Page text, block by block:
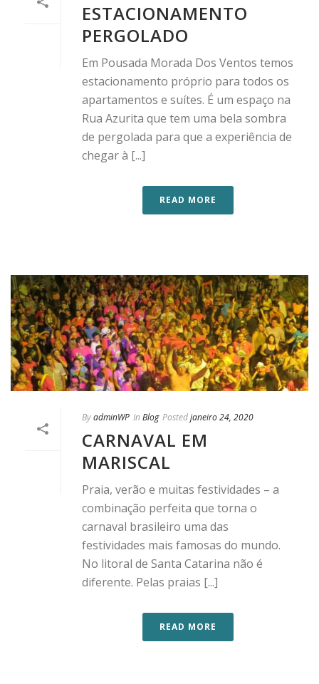
ESTACIONAMENTO
PERGOLADO
Em Pousada Morada Dos Ventos temos
estacionamento próprio para todos os
apartamentos e suítes. É um espaço na
Rua Azurita que tem uma bela sombra
de pergolada para que a experiência de
chegar à [...]
READ MORE
ByadminWP In Blog Postedjaneiro 24, 2020
CARNAVAL EM
MARISCAL
Praia, verão e muitas festividades – a
combinação perfeita que torna o
carnaval brasileiro uma das
festividades mais famosas do mundo.
No litoral de Santa Catarina não é
diferente. Pelas praias [...]
READ MORE